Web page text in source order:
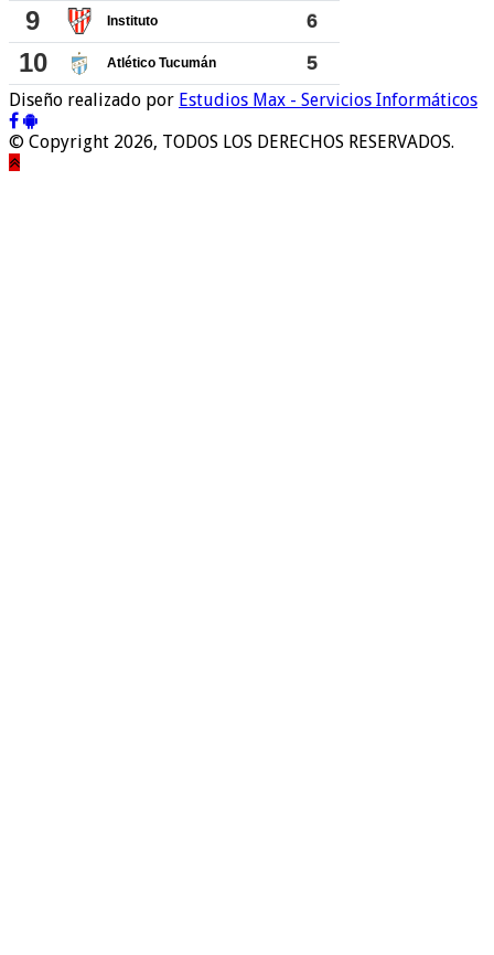
Diseño realizado por Estudios Max - Servicios Informáticos
© Copyright 2026, TODOS LOS DERECHOS RESERVADOS.